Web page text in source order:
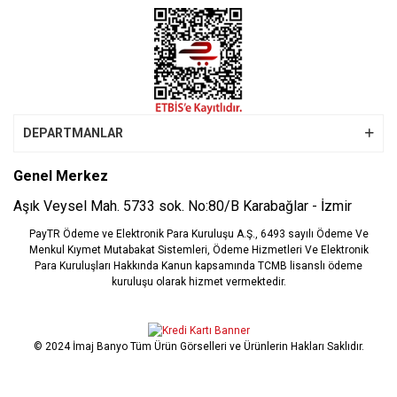
DEPARTMANLAR
Genel Merkez
Aşık Veysel Mah. 5733 sok. No:80/B Karabağlar - İzmir
PayTR Ödeme ve Elektronik Para Kuruluşu A.Ş., 6493 sayılı Ödeme Ve
Menkul Kıymet Mutabakat Sistemleri, Ödeme Hizmetleri Ve Elektronik
Para Kuruluşları Hakkında Kanun kapsamında TCMB lisanslı ödeme
kuruluşu olarak hizmet vermektedir.
© 2024 İmaj Banyo Tüm Ürün Görselleri ve Ürünlerin Hakları Saklıdır.